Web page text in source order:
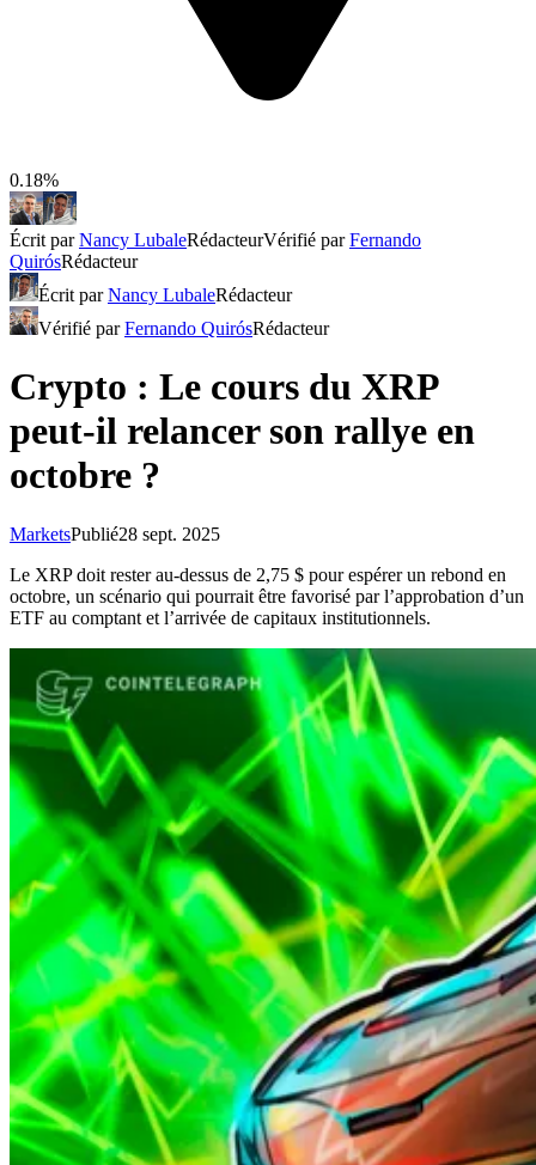
0.18%
Écrit parNancy LubaleRédacteurVérifié parFernando
QuirósRédacteur
Écrit parNancy LubaleRédacteur
Vérifié parFernando QuirósRédacteur
Crypto : Le cours du XRP
peut-il relancer son rallye en
octobre ?
MarketsPublié28 sept. 2025
Le XRP doit rester au-dessus de 2,75 $ pour espérer un rebond en
octobre, un scénario qui pourrait être favorisé par l’approbation d’un
ETF au comptant et l’arrivée de capitaux institutionnels.